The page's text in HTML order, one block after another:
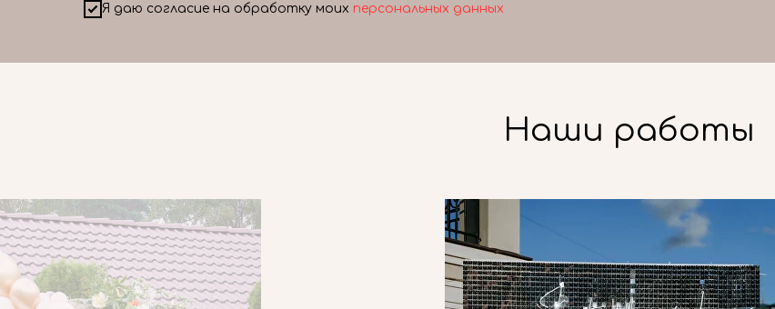
Я даю согласие на обработку моих персональных данных
Наши работы